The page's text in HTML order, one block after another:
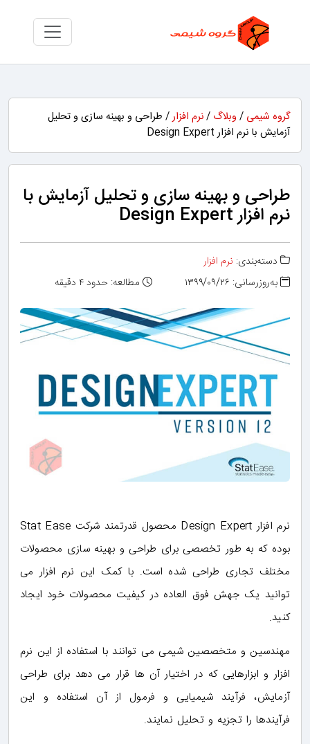
گروه شیمی / وبلاگ /نرم افزار/ طراحی و بهینه سازی و تحلیل
آزمایش با نرم افزار Design Expert
طراحی و بهینه سازی و تحلیل آزمایش با
نرم افزار Design Expert
دسته‌بندی: نرم افزار
به‌روزرسانی: ۱۳۹۹/۰۹/۲۶
مطالعه: حدود ۴ دقیقه
نرم افزار Design Expert محصول قدرتمند شرکت Stat Ease
بوده که به طور تخصصی برای طراحی و بهینه سازی محصولات
مختلف تجاری طراحی شده است. با کمک این نرم افزار می
توانید یک جهش فوق العاده در کیفیت محصولات خود ایجاد
کنید.
مهندسین و متخصصین شیمی می توانند با استفاده از این نرم
افزار و ابزارهایی که در اختیار آن ها قرار می دهد برای طراحی
آزمایش، فرآیند شیمیایی و فرمول از آن استفاده و این
فرآیندها را تجزیه و تحلیل نمایند.